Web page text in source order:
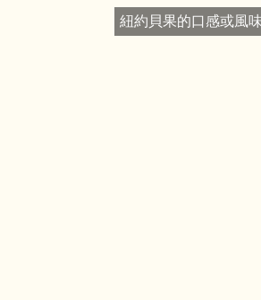
紐約貝果的口感或風